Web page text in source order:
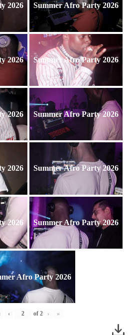
2026 Summer Afro Party 2026
2026 Summer Afro Party 2026
2026 Summer Afro Party 2026
2026 Summer Afro Party 2026
2026 Summer Afro Party 2026
Afro Party 2026
‹ of 2 › »